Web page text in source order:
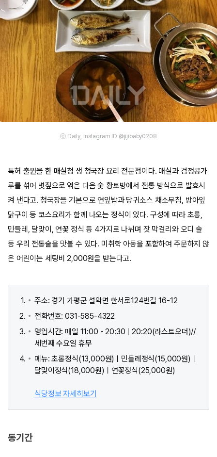
ⓒ Daily, Instagram ID @jijibaby0208
특허 출원을 한 매실청 생 청국장 요리 전문점이다. 매실과 검정콩가
루를 섞어 볏짚으로 엮은 다음 숯 황토방에서 전통 방식으로 발효시
켜 낸다고. 청국장을 기본으로 연잎밥과 당귀소스 채소무침, 방아잎
닭구이 등 코스요리가 함께 나오는 정식이 있다. 구성에 따라 초롱,
민들레, 달맞이, 연꽃 정식 등 4가지로 나뉘며 잣 막걸리와 오디 술
등 우리 전통술을 맛볼 수 있다. 미취학 아동을 포함하여 주문하지 않
은 어린이는 세팅비 2,000원을 받는다고.
주소: 경기 가평군 설악면 한서로124번길 16-12
전화번호: 031-585-4322
영업시간: 매일 11:00 - 20:30ㅣ20:20(라스트오더)//
세번째 수요일 휴무
메뉴: 초롱정식(13,000원)ㅣ민들레정식(15,000원)ㅣ
달맞이정식(18,000원)ㅣ연꽃정식(25,000원)
식당정보 자세히보기
동기간